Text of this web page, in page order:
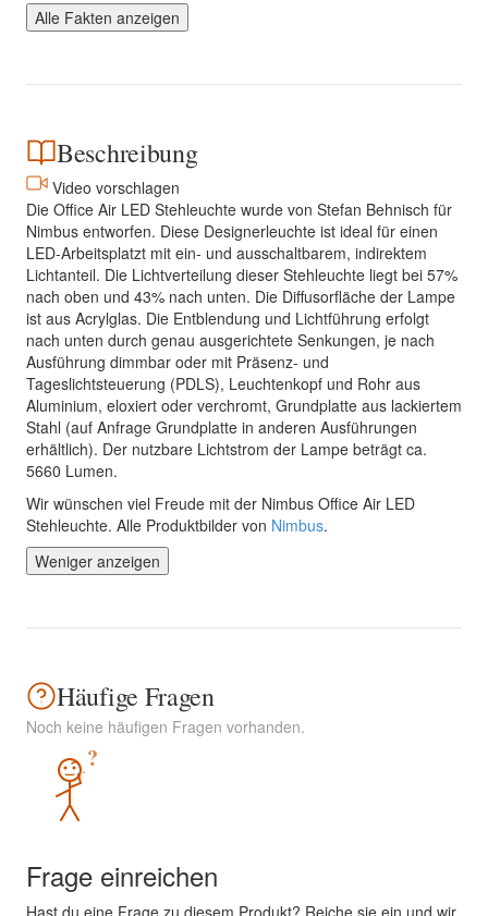
Alle Fakten anzeigen
Beschreibung
Video vorschlagen
Die Office Air LED Stehleuchte wurde von Stefan Behnisch für
Nimbus entworfen. Diese Designerleuchte ist ideal für einen
LED-Arbeitsplatzt mit ein- und ausschaltbarem, indirektem
Lichtanteil. Die Lichtverteilung dieser Stehleuchte liegt bei 57%
nach oben und 43% nach unten. Die Diffusorfläche der Lampe
ist aus Acrylglas. Die Entblendung und Lichtführung erfolgt
nach unten durch genau ausgerichtete Senkungen, je nach
Ausführung dimmbar oder mit Präsenz- und
Tageslichtsteuerung (PDLS), Leuchtenkopf und Rohr aus
Aluminium, eloxiert oder verchromt, Grundplatte aus lackiertem
Stahl (auf Anfrage Grundplatte in anderen Ausführungen
erhältlich). Der nutzbare Lichtstrom der Lampe beträgt ca.
5660 Lumen.
Wir wünschen viel Freude mit der Nimbus Office Air LED
Stehleuchte. Alle Produktbilder von Nimbus.
Weniger anzeigen
Häufige Fragen
Noch keine häufigen Fragen vorhanden.
?
Frage einreichen
Hast du eine Frage zu diesem Produkt? Reiche sie ein und wir